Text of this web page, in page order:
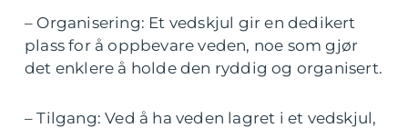
– Organisering: Et vedskjul gir en dedikert
plass for å oppbevare veden, noe som gjør
det enklere å holde den ryddig og organisert.
– Tilgang: Ved å ha veden lagret i et vedskjul,